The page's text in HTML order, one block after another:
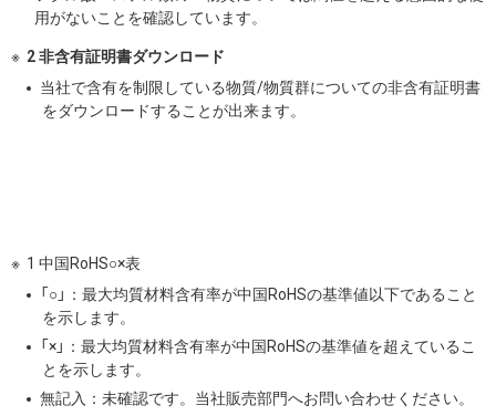
用がないことを確認しています。
2 非含有証明書ダウンロード
当社で含有を制限している物質/物質群についての非含有証明書
をダウンロードすることが出来ます。
1 中国RoHS○×表
「○」：最大均質材料含有率が中国RoHSの基準値以下であること
を示します。
「×」：最大均質材料含有率が中国RoHSの基準値を超えているこ
とを示します。
無記入：未確認です。当社販売部門へお問い合わせください。